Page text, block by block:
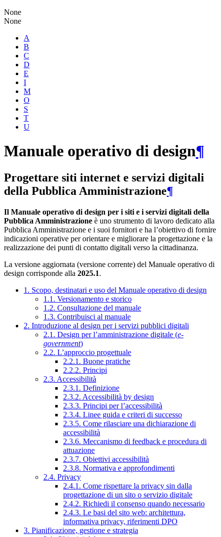
None
None
A
B
C
D
E
I
M
O
S
T
U
Manuale operativo di design¶
Progettare siti internet e servizi digitali
della Pubblica Amministrazione¶
Il Manuale operativo di design per i siti e i servizi digitali della
Pubblica Amministrazione è uno strumento di lavoro dedicato alla
Pubblica Amministrazione e i suoi fornitori e ha l’obiettivo di fornire
indicazioni operative per orientare e migliorare la progettazione e la
realizzazione dei punti di contatto digitali verso la cittadinanza.
La versione aggiornata (versione corrente) del Manuale operativo di
design corrisponde alla 2025.1.
1. Scopo, destinatari e uso del Manuale operativo di design
1.1. Versionamento e storico
1.2. Consultazione del manuale
1.3. Contribuisci al manuale
2. Introduzione al design per i servizi pubblici digitali
2.1. Design per l’amministrazione digitale (e-
government)
2.2. L’approccio progettuale
2.2.1. Buone pratiche
2.2.2. Principi
2.3. Accessibilità
2.3.1. Definizione
2.3.2. Accessibilità by design
2.3.3. Principi per l’accessibilità
2.3.4. Linee guida e criteri di successo
2.3.5. Come rilasciare una dichiarazione di
accessibilità
2.3.6. Meccanismo di feedback e procedura di
attuazione
2.3.7. Obiettivi accessibilità
2.3.8. Normativa e approfondimenti
2.4. Privacy
2.4.1. Come rispettare la privacy sin dalla
progettazione di un sito o servizio digitale
2.4.2. Richiedi il consenso quando necessario
2.4.3. Le basi del sito web: architettura,
informativa privacy, riferimenti DPO
3. Pianificazione, gestione e strategia